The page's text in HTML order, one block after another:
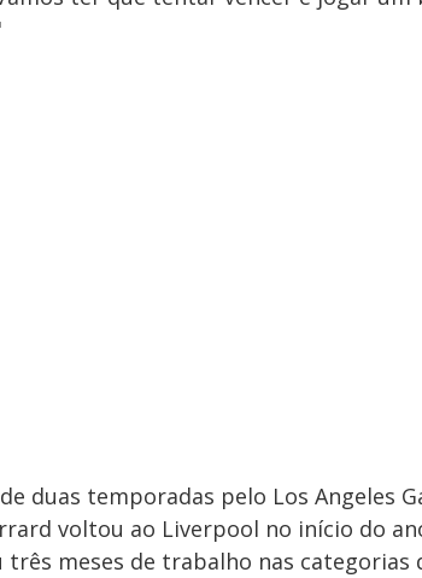
duas temporadas pelo Los Angeles
voltou ao Liverpool no início do
meses de trabalho nas categorias